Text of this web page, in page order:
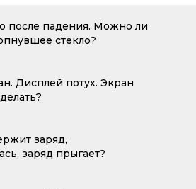
после падения. Можно ли
стекло?
Дисплей потух. Экран
заряд,
заряд прыгает?